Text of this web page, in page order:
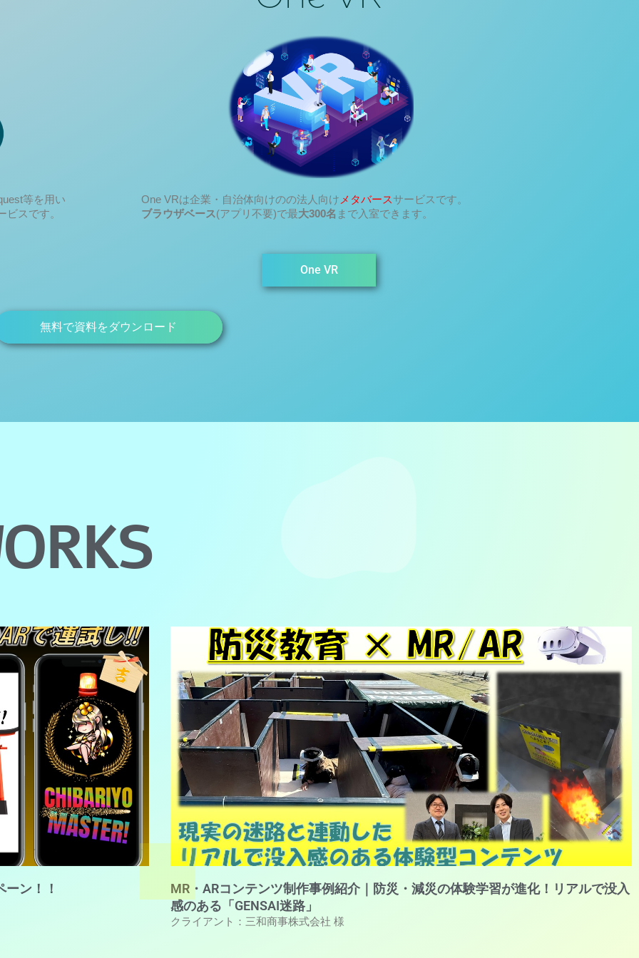
等を用い
スです。
One VRは企業・自治体向けのの法人向け メタバースサービスです。
ブラウザベース(アプリ不要)で最大300名 まで入室できます。
One VR
無料で資料をダウンロード
ン！！
MR・ARコンテンツ制作事例紹介｜防災・減災の体験学習が進化！リアルで没入
感のある「GENSAI迷路」
クライアント：三和商事株式会社 様